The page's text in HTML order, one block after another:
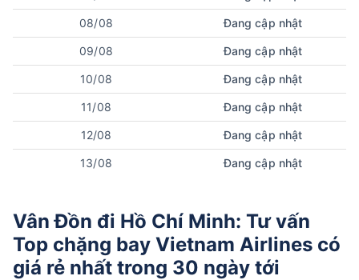
08/08 Đang cập nhật
09/08 Đang cập nhật
10/08 Đang cập nhật
11/08 Đang cập nhật
12/08 Đang cập nhật
13/08 Đang cập nhật
Vân Đồn đi Hồ Chí Minh: Tư vấn
Top chặng bay Vietnam Airlines có
giá rẻ nhất trong 30 ngày tới